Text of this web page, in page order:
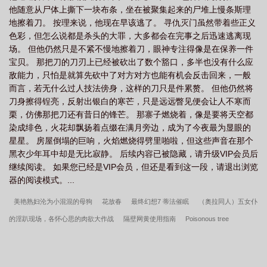
门案 被仇家杀害 报复灭门案 全家被灭门回来复仇 男子灭门报仇
人惨遭灭门 为报灭门之仇 一般被灭门是有多大的仇恨
他随意从尸体上撕下一块布条，坐在被聚集起来的尸堆上慢条斯理
地擦着刀。 按理来说，他现在早该逃了。 寻仇灭门虽然带着些正义
色彩，但怎么说都是杀头的大罪，大多都会在完事之后迅速逃离现
场。 但他仍然只是不紧不慢地擦着刀，眼神专注得像是在保养一件
宝贝。 那把刀的刀刃上已经被砍出了数个豁口，多半也没有什么应
敌能力，只怕是就算先砍中了对方对方也能有机会反击回来，一般
而言，若无什么过人技法傍身，这样的刀只是件累赘。 但他仍然将
刀身擦得锃亮，反射出银白的寒芒，只是远远瞥见便会让人不寒而
栗，仿佛那把刀还有昔日的锋芒。 那寨子燃烧着，像是要将天空都
染成绯色，火花却飘扬着点缀在满月旁边，成为了今夜最为显眼的
星星。 房屋倒塌的巨响，火焰燃烧得劈里啪啦，但这些声音在那个
黑衣少年耳中却是无比寂静。 后续内容已被隐藏，请升级VIP会员后
继续阅读。 如果您已经是VIP会员，但还是看到这一段，请退出浏览
器的阅读模式。...
美艳熟妇沦为小混混的母狗 花放春 最终幻想7 蒂法催眠 （奥拉同人）五女仆
的淫趴现场，各怀心思的肉欲大作战 隔壁网黄使用指南 Poisonous tree